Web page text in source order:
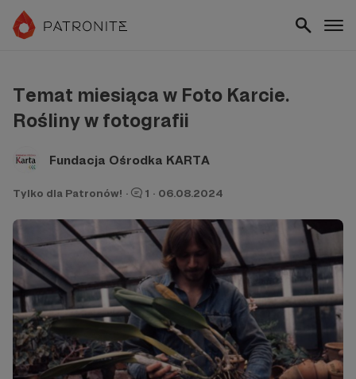
Temat miesiąca w Foto Karcie.
Rośliny w fotografii
Fundacja Ośrodka KARTA
Tylko dla Patronów! · 1 · 06.08.2024